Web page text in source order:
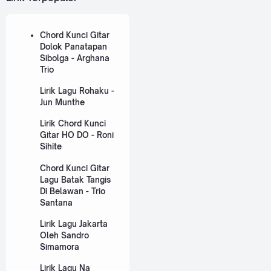
Chord Kunci Gitar
Dolok Panatapan
Sibolga - Arghana
Trio
Lirik Lagu Rohaku -
Jun Munthe
Lirik Chord Kunci
Gitar HO DO - Roni
Sihite
Chord Kunci Gitar
Lagu Batak Tangis
Di Belawan - Trio
Santana
Lirik Lagu Jakarta
Oleh Sandro
Simamora
Lirik Lagu Na